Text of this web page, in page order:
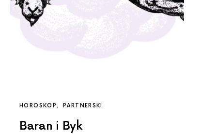
HOROSKOP PARTNERSKI
Baran i Byk